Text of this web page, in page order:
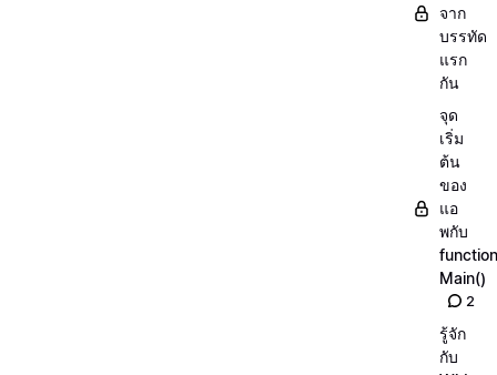
จาก
บรรทัด
แรก
กัน
จุด
เริ่ม
ต้น
ของ
แอ
พกับ
function
Main()
2
รู้จัก
กับ